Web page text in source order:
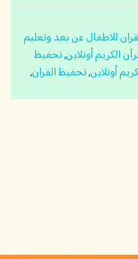
للاطفال عن بعد وتعليم
الكريم أونلاين,تحفيظ
أونلاين,تحفيظ القران,